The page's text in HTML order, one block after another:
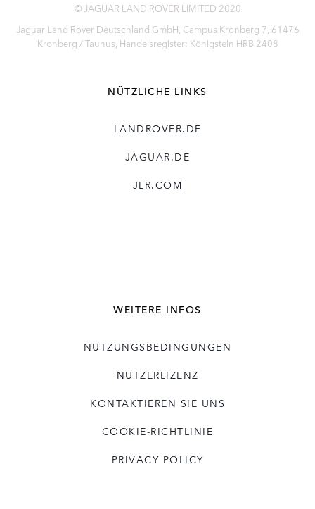
© JAGUAR LAND ROVER LIMITED 2020
Jaguar Land Rover Deutschland GmbH, Campus Kronberg 7, 61476
Kronberg / Taunus, Handelsregister: Königstein HRB 2408
NÜTZLICHE LINKS
LANDROVER.DE
JAGUAR.DE
JLR.COM
WEITERE INFOS
NUTZUNGSBEDINGUNGEN
NUTZERLIZENZ
KONTAKTIEREN SIE UNS
COOKIE-RICHTLINIE
PRIVACY POLICY